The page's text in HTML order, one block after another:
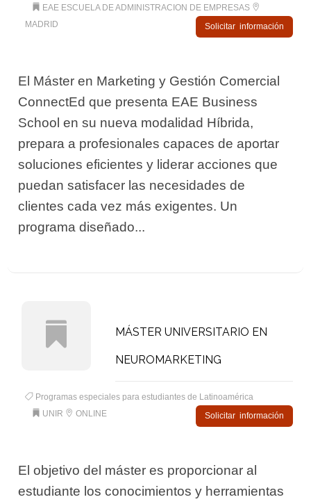
EAE ESCUELA DE ADMINISTRACION DE EMPRESAS
MADRID
Solicitar información
El Máster en Marketing y Gestión Comercial
ConnectEd que presenta EAE Business
School en su nueva modalidad Híbrida,
prepara a profesionales capaces de aportar
soluciones eficientes y liderar acciones que
puedan satisfacer las necesidades de
clientes cada vez más exigentes. Un
programa diseñado...
MÁSTER UNIVERSITARIO EN
NEUROMARKETING
Programas especiales para estudiantes de Latinoamérica
UNIR
ONLINE Solicitar información
El objetivo del máster es proporcionar al
estudiante los conocimientos y herramientas